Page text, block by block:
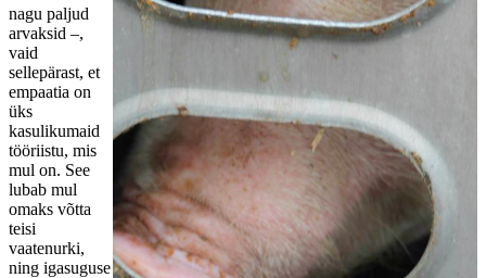
nagu paljud
arvaksid –,
vaid
sellepärast, et
empaatia on
üks
kasulikumaid
tööriistu, mis
mul on. See
lubab mul
omaks võtta
teisi
vaatenurki,
ning igasuguse